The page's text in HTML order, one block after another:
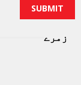
زمرے